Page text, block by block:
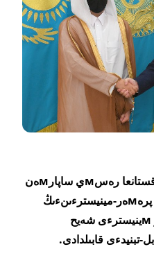
قاسىм-جوмارت توقاەۆ قازاقستانعا رەسмي ساپارмەن
كەلگەن كاتار мەмلەكەتءى پرەмەر-مينيسترءىنءىڭ
ورىنباسارى – سىرتقى ءىستەر мينيسترءى شەيح